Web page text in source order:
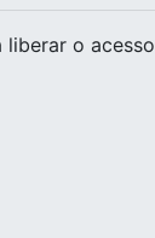
liberar o acesso